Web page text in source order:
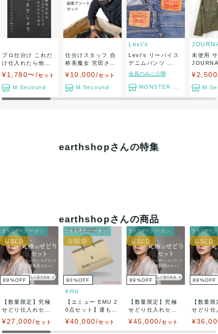
プロ仕分け これだ
け仕入れたら他は
「もうええでし
ょ...
¥1,780〜/セット
M.Secound
仕分けスタッフ 自
称美魔女 宮田さん
が作る アパレ...
¥10,000/セット
M.Secound
Levi's
Levi's リーバイス
デニムパンツ ...
会員のみに公開
MONSTER TYM
未使用
AR...
earthshopさんの特集
earthshopさんの商品
5％OFFクーポン
89 %OFF
【数量限定】究極
せどり仕入れセッ
販...
¥27,000/セット
5％OFFクーポン
90%OFF
emu
【エミュー EMU 2
0点セット】運も福
¥40,000/セット
5％OFFクーポン
89 %OFF
【数量限定】究極
せどり仕入れセッ
販...
¥45,000/セット
5％OFF
89 %OFF
【数量
せどり仕
販...